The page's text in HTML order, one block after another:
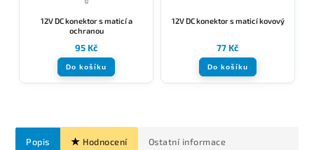
12V DC konektor s maticí a
ochranou
95 Kč
Do košíku
12V DC konektor s maticí kovový
77 Kč
Do košíku
Popis Hodnocení Ostatní informace